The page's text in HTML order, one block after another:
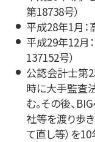
第18738号）
平成28年1月
平成29年12月
137152号）
公認会計士第
時に大手監査
む。その後、
社等を渡り歩
て直し等）を